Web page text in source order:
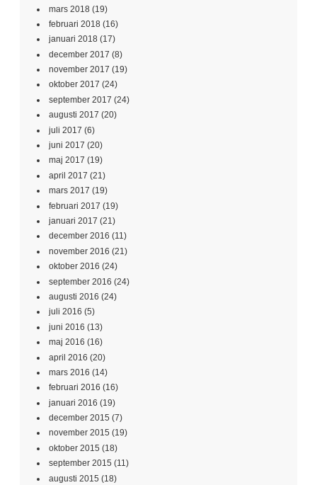
mars 2018 (19)
februari 2018 (16)
januari 2018 (17)
december 2017 (8)
november 2017 (19)
oktober 2017 (24)
september 2017 (24)
augusti 2017 (20)
juli 2017 (6)
juni 2017 (20)
maj 2017 (19)
april 2017 (21)
mars 2017 (19)
februari 2017 (19)
januari 2017 (21)
december 2016 (11)
november 2016 (21)
oktober 2016 (24)
september 2016 (24)
augusti 2016 (24)
juli 2016 (5)
juni 2016 (13)
maj 2016 (16)
april 2016 (20)
mars 2016 (14)
februari 2016 (16)
januari 2016 (19)
december 2015 (7)
november 2015 (19)
oktober 2015 (18)
september 2015 (11)
augusti 2015 (18)